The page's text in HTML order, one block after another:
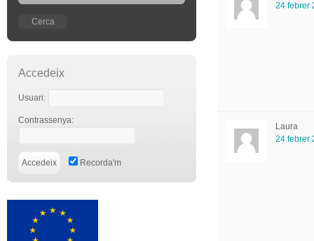
Accedeix
Usuari:
Contrassenya:
Recorda'm
24 febrer
Laura
24 febrer